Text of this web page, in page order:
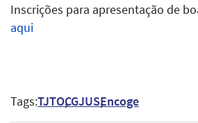
Inscrições para apresentação de
aqui
Tags:TJTOCGJUSEncoge